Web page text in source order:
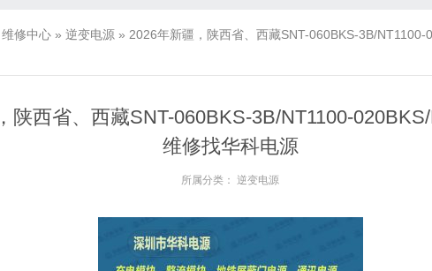
维修中心 » 逆变电源 » 2026年新疆，陕西省、西藏SNT-060BKS-3B/NT1100-
陕西省、西藏SNT-060BKS-3B/NT1100-
维修找华科电源
所属分类： 逆变电源